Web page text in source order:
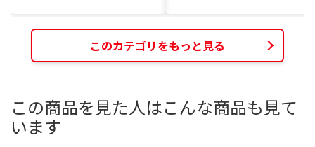
このカテゴリをもっと見る
この商品を見た人はこんな商品も見て
います